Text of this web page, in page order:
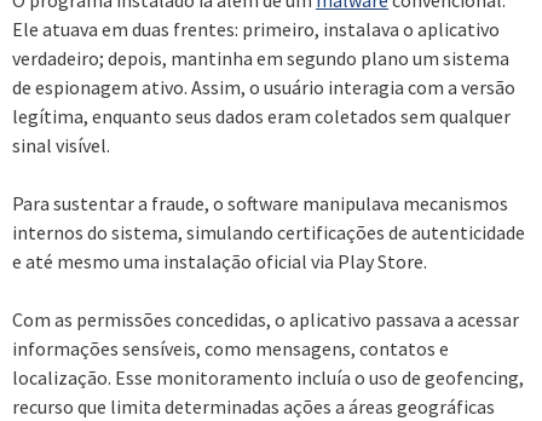
Ele atuava em duas frentes: primeiro, instalava o aplicativo
verdadeiro; depois, mantinha em segundo plano um sistema
de espionagem ativo. Assim, o usuário interagia com a versão
legítima, enquanto seus dados eram coletados sem qualquer
sinal visível.
Para sustentar a fraude, o software manipulava mecanismos
internos do sistema, simulando certificações de autenticidade
e até mesmo uma instalação oficial via Play Store.
Com as permissões concedidas, o aplicativo passava a acessar
informações sensíveis, como mensagens, contatos e
localização. Esse monitoramento incluía o uso de geofencing,
recurso que limita determinadas ações a áreas geográficas